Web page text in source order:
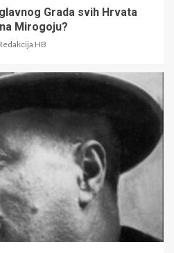
Grada svih Hrvata
Mirogoju?
HB